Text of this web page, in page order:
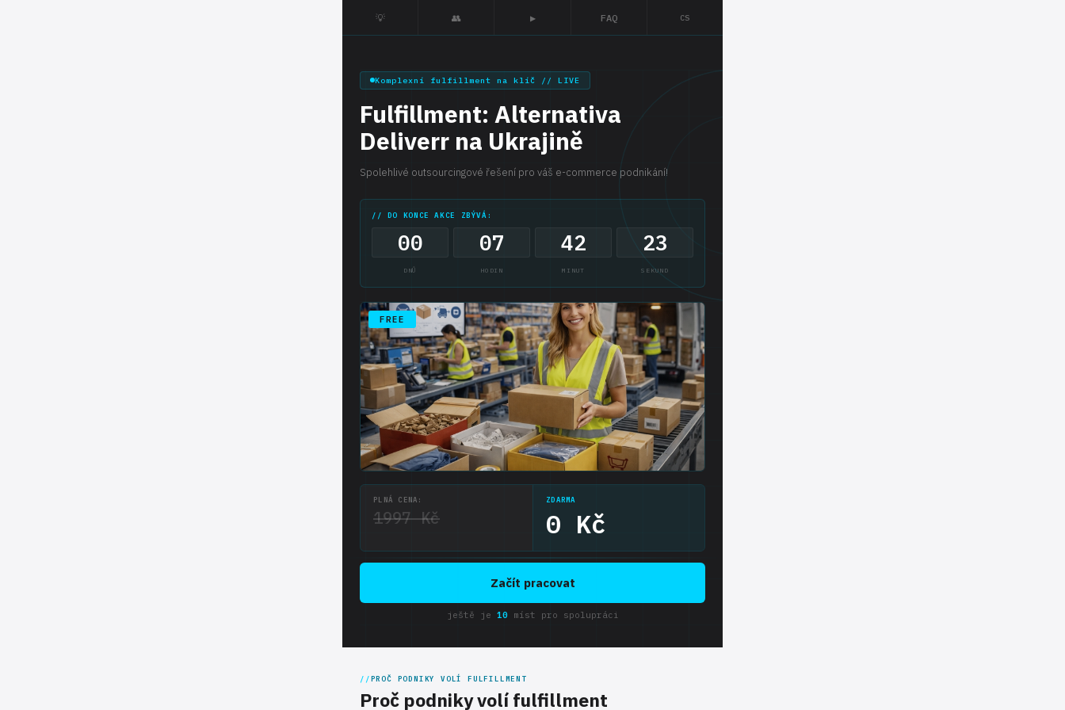
💡 👥 ▶ FAQ CS
Komplexní fulfillment na klíč // LIVE
Fulfillment: Alternativa
Deliverr na Ukrajině
Spolehlivé outsourcingové řešení pro váš e-commerce podnikání!
// DO KONCE AKCE ZBÝVÁ:
00
DNŮ
07
HODIN
42
MINUT
22
SEKUND
FREE
PLNÁ CENA:
1997 Kč
ZDARMA
0 Kč
Začít pracovat
ještě je 10 míst pro spolupráci
PROČ PODNIKY VOLÍ FULFILLMENT
Proč podniky volí fulfillment